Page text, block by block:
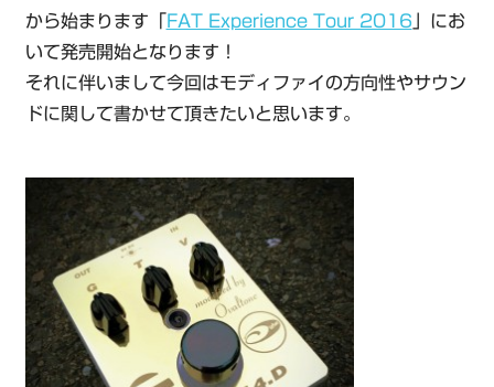
から始まります「FAT Experience Tour 2016 」にお
いて発売開始となります！
それに伴いまして今回はモディファイの方向性やサウン
ドに関して書かせて頂きたいと思います。